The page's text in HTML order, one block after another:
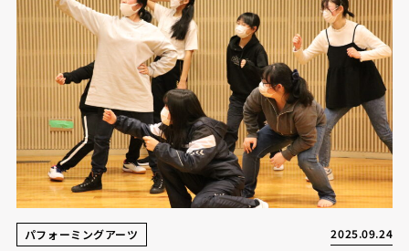
パフォーミングアーツ 2025.09.24